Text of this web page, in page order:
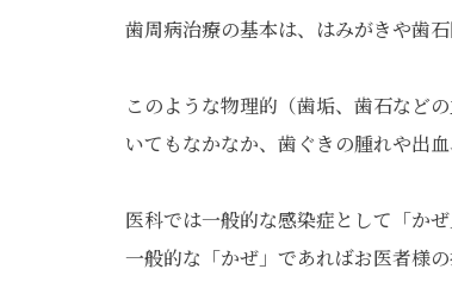
歯周病治療の基本は、はみがきや歯
このような物理的（歯垢、歯石など
いてもなかなか、歯ぐきの腫れや出
医科では一般的な感染症として「かぜ
一般的な「かぜ」であればお医者様